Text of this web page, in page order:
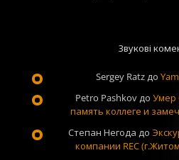
Звукові
Sergey Ratzдо
Petro Pashkovдо Умер
память коллеге и
Степан Негода до
компании REC